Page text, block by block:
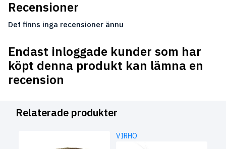
Recensioner
Det finns inga recensioner ännu
Endast inloggade kunder som har
köpt denna produkt kan lämna en
recension
Relaterade produkter
VIRHO